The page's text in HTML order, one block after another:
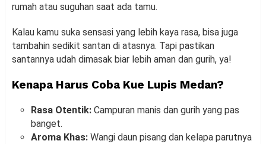
rumah atau suguhan saat ada tamu.
Kalau kamu suka sensasi yang lebih kaya rasa, bisa juga
tambahin sedikit santan di atasnya. Tapi pastikan
santannya udah dimasak biar lebih aman dan gurih, ya!
Kenapa Harus Coba Kue Lupis Medan?
Rasa Otentik: Campuran manis dan gurih yang pas
banget.
Aroma Khas: Wangi daun pisang dan kelapa parutnya